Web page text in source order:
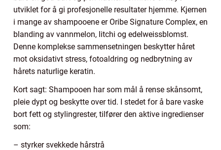
utviklet for å gi profesjonelle resultater hjemme. Kjernen
i mange av shampooene er Oribe Signature Complex, en
blanding av vannmelon, litchi og edelweissblomst.
Denne komplekse sammensetningen beskytter håret
mot oksidativt stress, fotoaldring og nedbrytning av
hårets naturlige keratin.
Kort sagt: Shampooen har som mål å rense skånsomt,
pleie dypt og beskytte over tid. I stedet for å bare vaske
bort fett og stylingrester, tilfører den aktive ingredienser
som:
– styrker svekkede hårstrå